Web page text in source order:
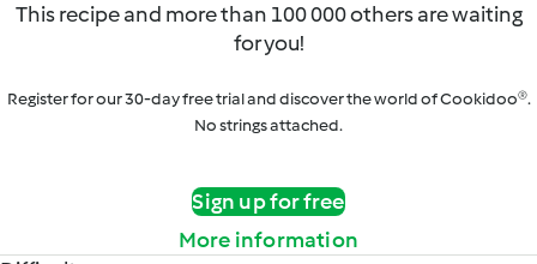
This recipe and more than 100 000 others are waiting
for you!
Register for our 30-day free trial and discover the world of Cookidoo®.
No strings attached.
Sign up for free
More information